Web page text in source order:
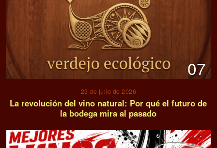
07
23 de julio de 2026
La revolución del vino natural: Por qué el futuro de
la bodega mira al pasado